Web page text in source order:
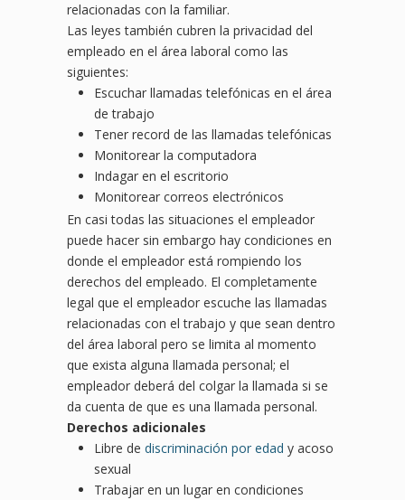
relacionadas con la familiar.
Las leyes también cubren la privacidad del
empleado en el área laboral como las
siguientes:
Escuchar llamadas telefónicas en el área
de trabajo
Tener record de las llamadas telefónicas
Monitorear la computadora
Indagar en el escritorio
Monitorear correos electrónicos
En casi todas las situaciones el empleador
puede hacer sin embargo hay condiciones en
donde el empleador está rompiendo los
derechos del empleado. El completamente
legal que el empleador escuche las llamadas
relacionadas con el trabajo y que sean dentro
del área laboral pero se limita al momento
que exista alguna llamada personal; el
empleador deberá del colgar la llamada si se
da cuenta de que es una llamada personal.
Derechos adicionales
Libre de discriminación por edad y acoso
sexual
Trabajar en un lugar en condiciones